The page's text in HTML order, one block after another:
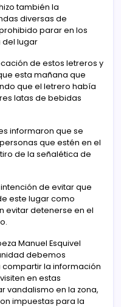
también la
diversas de
parar en los
del lugar
de estos letreros y
esta mañana que
que el letrero había
latas de bebidas
informaron que se
que estén en el
de la señalética de
de evitar que
este lugar como
evitar detenerse en el
Manuel Esquivel
debemos
la información
en estas
vandalismo en la zona,
impuestas para la